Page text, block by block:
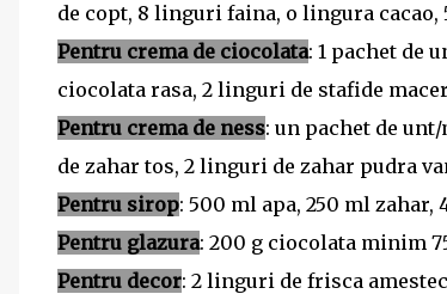
de copt, 8 linguri faina, o lingura
Pentru crema de ciocolata: 1 pachet de
ciocolata rasa, 2 linguri de stafide
Pentru crema de ness: un pachet de
de zahar tos, 2 linguri de zahar pudra
Pentru sirop: 500 ml apa, 250 ml
Pentru glazura: 200 g ciocolata minim
Pentru decor: 2 linguri de frisca